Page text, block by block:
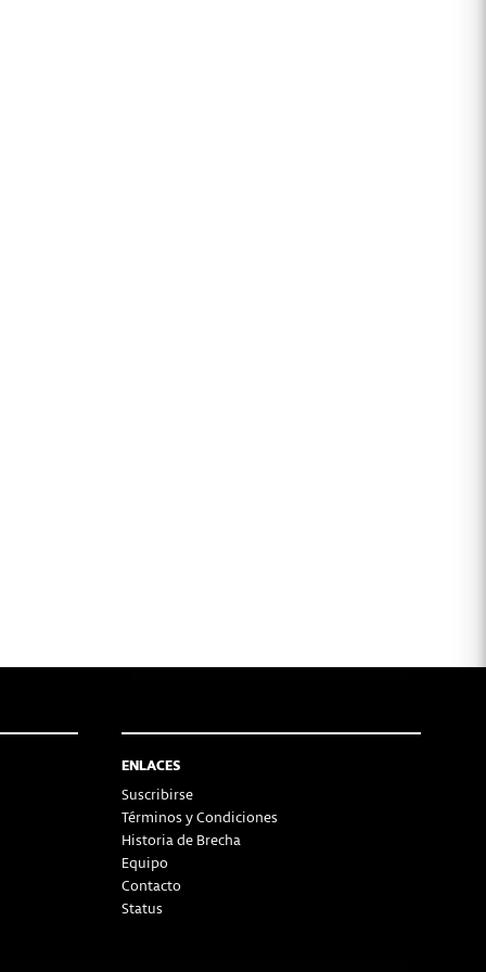
ENLACES
Suscribirse
Términos y Condiciones
Historia de Brecha
Equipo
Contacto
Status